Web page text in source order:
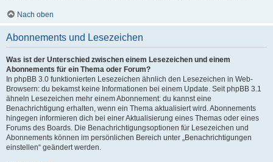
Nach oben
Abonnements und Lesezeichen
Was ist der Unterschied zwischen einem Lesezeichen und einem
Abonnements für ein Thema oder Forum?
In phpBB 3.0 funktionierten Lesezeichen ähnlich den Lesezeichen in Web-
Browsern: du bekamst keine Informationen bei einem Update. Seit phpBB 3.1
ähneln Lesezeichen mehr einem Abonnement: du kannst eine
Benachrichtigung erhalten, wenn ein Thema aktualisiert wird. Abonnements
hingegen informieren dich bei einer Aktualisierung eines Themas oder eines
Forums des Boards. Die Benachrichtigungsoptionen für Lesezeichen und
Abonnements können im persönlichen Bereich unter „Benachrichtigungen
einstellen“ geändert werden.